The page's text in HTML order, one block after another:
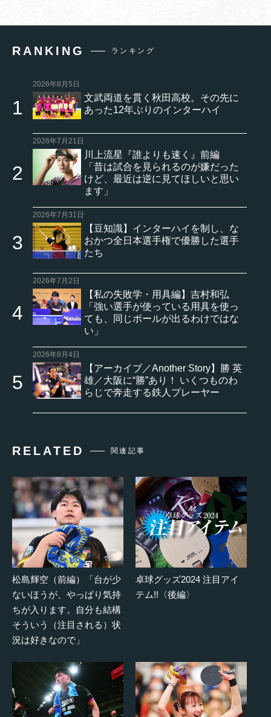
RANKING ランキング
2026年8月5日
文武両道を貫く秋田高校。その先に
あった12年ぶりのインターハイ
2026年7月21日
川上流星『誰よりも速く』前編
「昔は試合を見られるのが嫌だった
けど、最近は逆に見てほしいと思い
ます」
2026年7月31日
【豆知識】インターハイを制し、な
おかつ全日本選手権で優勝した選手
たち
2026年7月2日
【私の失敗学・用具編】吉村和弘
「強い選手が使っている用具を使っ
ても、同じボールが出るわけではな
い」
2026年8月4日
【アーカイブ／Another Story】勝 英
雄／大阪に“勝”あり！ いくつものわ
らじで奔走する鉄人プレーヤー
RELATED 関連記事
松島輝空（前編）「台が少
ないほうが、やっぱり気持
ちが入ります。自分も結構
そういう（注目される）状
況は好きなので」
卓球グッズ2024 注目アイ
テム!!〈後編〉